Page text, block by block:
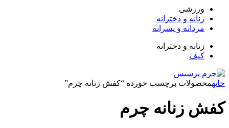
و دخترانه
و پسرانه
و دخترانه
برچسب خورده “کفش زنانه چرم”
چرم